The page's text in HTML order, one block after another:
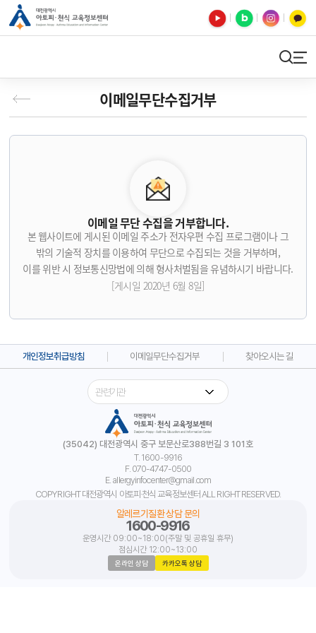
이메일무단수집거부
이메일 무단 수집을 거부합니다.
본 웹사이트에 게시된 이메일 주소가 전자우편 수집 프로그램이나 그
밖의 기술적 장치를 이용하여 무단으로 수집되는 것을 거부하며,
이를 위반 시 정보통신망법에 의해 형사처벌됨을 유념하시기 바랍니다.
[게시일 2020년 6월 8일]
개인정보취급방침 이메일무단수집거부 찾아오시는 길
(35042) 대전광역시 중구 보문산로388번길 3 101호
T. 1600-9916
F. 070-4747-0500
E. allergyinfocenter@gmail.com
COPYRIGHT 대전광역시 아토피·천식 교육정보센터 ALL RIGHT RESERVED.
알레르기질환 상담 문의
1600-9916
운영시간 09:00~18:00(주말 및 공휴일 휴무)
점심시간 12:00~13:00
온라인 상담 카카오톡 상담